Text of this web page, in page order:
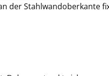
der Stahlwandoberkante